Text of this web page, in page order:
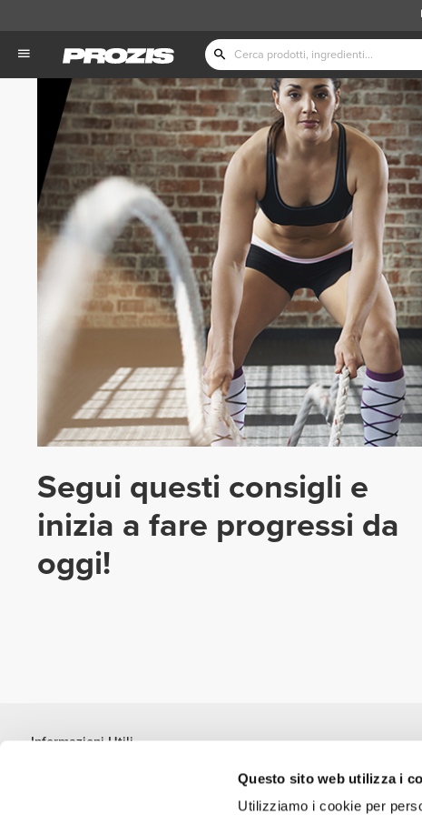
Questo sito web utilizza i
Utilizziamo i cookie per
Segui questi consigli e
inizia a fare progressi da
oggi!
Informazioni Utili